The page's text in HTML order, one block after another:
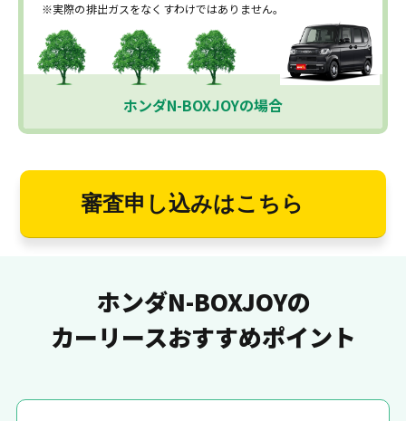
※実際の排出ガスをなくすわけではありません。
ホンダN-BOXJOYの場合
審査申し込みはこちら
ホンダN-BOXJOYの
カーリースおすすめポイント